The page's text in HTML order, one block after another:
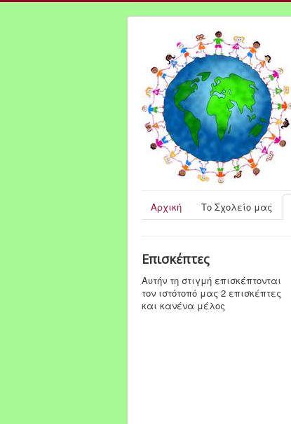
Αρχική Το Σχολείο μας
Επισκέπτες
Αυτήν τη στιγμή επισκέπτονται
τον ιστότοπό μας 2 επισκέπτες
και κανένα μέλος